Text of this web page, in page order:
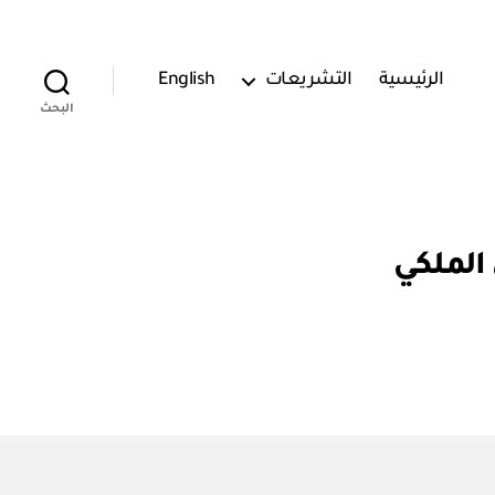
الرئيسية التشريعات English
البحث